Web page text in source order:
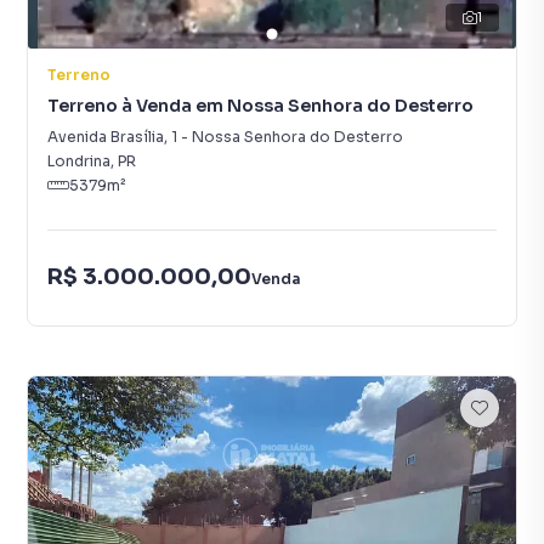
1
Terreno
Terreno à Venda em Nossa Senhora do Desterro
Avenida Brasília, 1 - Nossa Senhora do Desterro
Londrina, PR
5379m²
R$ 3.000.000,00Venda